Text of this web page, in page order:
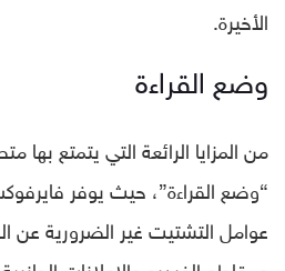
الأخيرة.
وضع القراءة
من المزايا الرائعة التي يتمتع
“وضع القراءة”، حيث يوفر
عوامل التشتيت غير الضرورية عن